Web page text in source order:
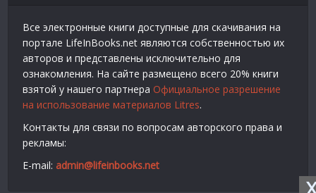
Все электронные книги доступные для скачивания на
портале LifeInBooks.net являются собственностью их
авторов и представлены исключительно для
ознакомления. На сайте размещено всего 20% книги
взятой у нашего партнера Официальное разрешение
на использование материалов Litres.
Контакты для связи по вопросам авторского права и
рекламы:
E-mail: admin@lifeinbooks.net